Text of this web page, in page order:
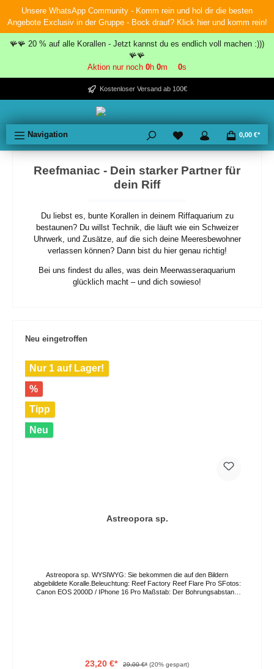
springen
Unsere WhatsApp Community - Komm rein und hol dir die besten
Angebote Exclusiv in der Gruppe - Bock drauf? Klick hier und komm rein!
🪸🪸 20 % auf alle Korallen - Jetzt kannst du es endlich voll machen :)))
🪸🪸
Aktion nur noch 0h 0m 0s
Kostenloser Versand ab 100€
Navigation 0,00 €*
Reefmaniac - Dein starker Partner für
dein Riff
Du liebst es, bunte Korallen in deinem Riffaquarium zu
bestaunen? Du willst Technik, die läuft wie ein Schweizer
Uhrwerk, und Zusätze, auf die sich deine Meeresbewohner
verlassen können? Dann bist du hier genau richtig!
Bei uns findest du alles, was dein Meerwasseraquarium
glücklich macht – und dich sowieso!
Neu eingetroffen
Nur 1 auf Lager!
%
Tipp
Neu
Astreopora sp.
Astreopora sp. WYSIWYG: Sie bekommen die auf den Bildern
abgebildete Koralle.Beleuchtung: Reef Factory Reef Flare Pro SFotos:
Canon EOS 2000D / IPhone 16 Pro Maßstab: Der Bohrungsabstand
23,20 €* 29,00 €* (20% gespart)